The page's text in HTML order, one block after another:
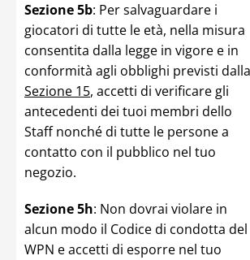
Sezione 5b: Per salvaguardare i
giocatori di tutte le età, nella misura
consentita dalla legge in vigore e in
conformità agli obblighi previsti dalla
Sezione 15, accetti di verificare gli
antecedenti dei tuoi membri dello
Staff nonché di tutte le persone a
contatto con il pubblico nel tuo
negozio.
Sezione 5h: Non dovrai violare in
alcun modo il Codice di condotta del
WPN e accetti di esporre nel tuo